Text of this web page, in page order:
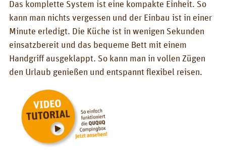
BusBox-3
BusBox-4
D-Box
FlatBox
GrenBox
Küchenboxen
Box/Auto Übersicht
Das komplette System ist eine kompakte Einheit. So
kann man nichts vergessen und der Einbau ist in einer
Minute erledigt. Die Küche ist in wenigen Sekunden
einsatzbereit und das bequeme Bett mit einem
Handgriff ausgeklappt. So kann man in vollen Zügen
den Urlaub genießen und entspannt flexibel reisen.